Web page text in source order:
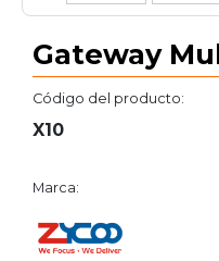
Gateway
Código del producto:
X10
Marca: